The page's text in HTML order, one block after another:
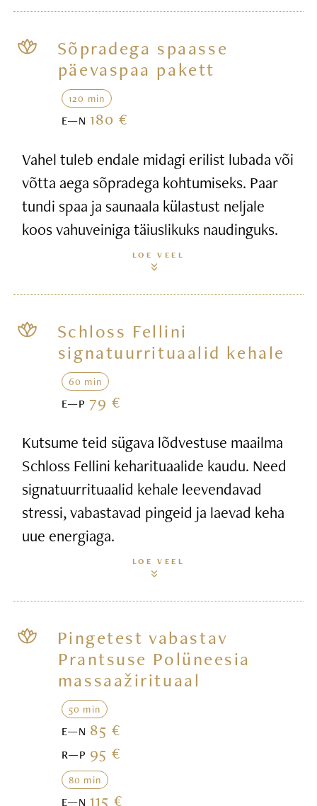
Sõpradega spaasse
päevaspaa pakett
120 min
E—N180 €
Vahel tuleb endale midagi erilist lubada või
võtta aega sõpradega kohtumiseks. Paar
tundi spaa ja saunaala külastust neljale
koos vahuveiniga täiuslikuks naudinguks.
LOE VEEL
Schloss Fellini
signatuurrituaalid kehale
60 min
E—P 79 €
Kutsume teid sügava lõdvestuse maailma
Schloss Fellini keharituaalide kaudu. Need
signatuurrituaalid kehale leevendavad
stressi, vabastavad pingeid ja laevad keha
uue energiaga.
LOE VEEL
Pingetest vabastav
Prantsuse Polüneesia
massaažirituaal
50 min
E—N 85 €
R—P 95 €
80 min
E—N115 €